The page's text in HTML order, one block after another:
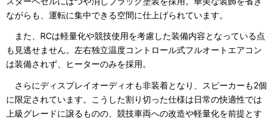
ながらも、運転に集中できる空間に仕上げられています。
また、RCは軽量化や競技使用を考慮した装備内容となっている点
も見逃せません。左右独立温度コントロール式フルオートエアコン
は装備されず、ヒーターのみを採用。
さらにディスプレイオーディオも非装着となり、スピーカーも2個
に限定されています。こうした割り切った仕様は日常の快適性では
上級グレードに譲るものの、競技車両への改造や軽量化を前提とす